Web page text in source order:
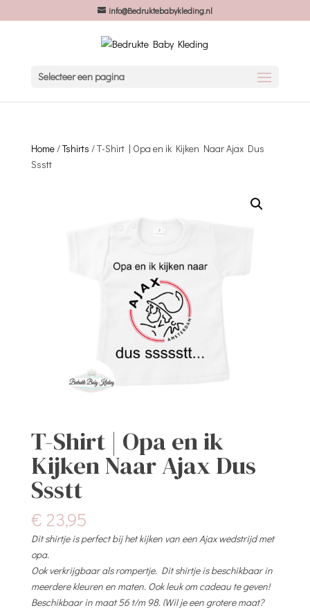
info@Bedruktebabykleding.nl
Selecteer een pagina
Home/Tshirts / T-Shirt | Opa en ik Kijken Naar Ajax Dus
Ssstt
T-Shirt | Opa en ik
Kijken Naar Ajax Dus
Ssstt
€ 23,95
Dit shirtje is perfect bij het kijken van een Ajax wedstrijd met
opa.
Ook verkrijgbaar als rompertje. Dit shirtje is beschikbaar in
meerdere kleuren en maten. Ook leuk om cadeau te geven!
Beschikbaar in maat 56 t/m 98. (Wil je een grotere maat?